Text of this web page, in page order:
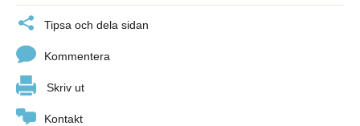
Tipsa och dela sidan
Kommentera
Skriv ut
Kontakt